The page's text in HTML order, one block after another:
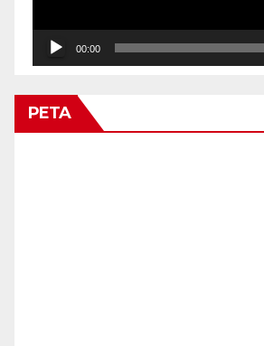
00:00
PETA